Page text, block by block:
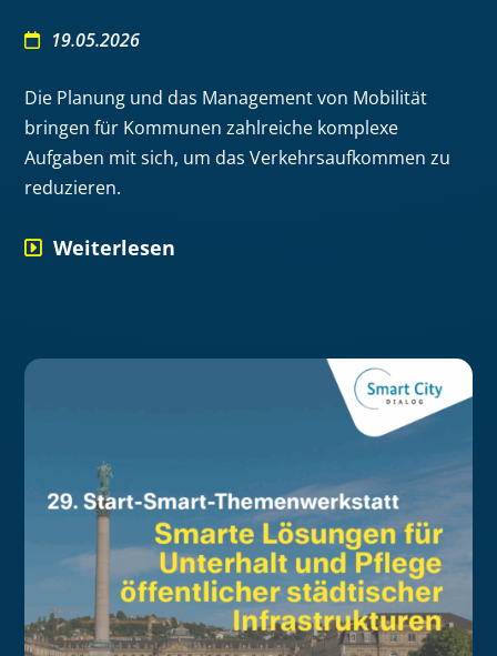
19.05.2026
Die Planung und das Management von Mobilität
bringen für Kommunen zahlreiche komplexe
Aufgaben mit sich, um das Verkehrsaufkommen zu
reduzieren.
Weiterlesen